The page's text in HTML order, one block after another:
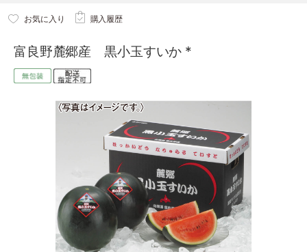
お気に入り 購入履歴
富良野麓郷産 黒小玉すいか *